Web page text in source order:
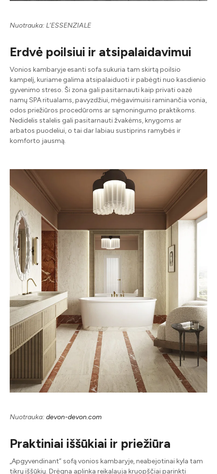
Nuotrauka: L’ESSENZIALE
Erdvė poilsiui ir atsipalaidavimui
Vonios kambaryje esanti sofa sukuria tam skirtą poilsio
kampelį, kuriame galima atsipalaiduoti ir pabėgti nuo kasdienio
gyvenimo streso. Ši zona gali pasitarnauti kaip privati oazė
namų SPA ritualams, pavyzdžiui, mėgavimuisi raminančia vonia,
odos priežiūros procedūroms ar sąmoningumo praktikoms.
Nedidelis stalelis gali pasitarnauti žvakėms, knygoms ar
arbatos puodeliui, o tai dar labiau sustiprins ramybės ir
komforto jausmą.
Nuotrauka: devon-devon.com
Praktiniai iššūkiai ir priežiūra
„Apgyvendinant” sofą vonios kambaryje, neabejotinai kyla tam
tikrų iššūkių. Drėgna aplinka reikalauja kruopščiai parinkti